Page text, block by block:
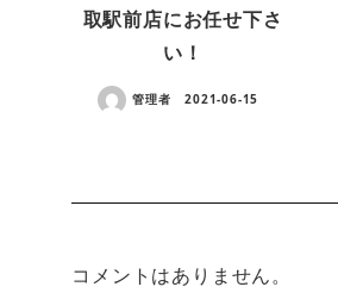
取駅前店にお任せ下さ
い！
管理者 2021-06-15
コメントはありません。